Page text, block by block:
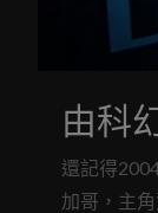
由科
還記得
加哥，主